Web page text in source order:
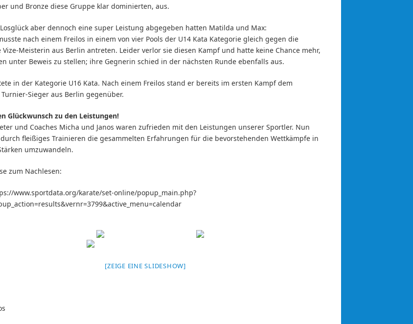
und Bronze diese Gruppe klar dominierten, aus.
aber dennoch eine super Leistung abgegeben hatten Matilda und Max:
nach einem Freilos in einem von vier Pools der U14 Kata Kategorie gleich gegen die
Vize-Meisterin aus Berlin antreten. Leider verlor sie diesen Kampf und hatte keine Chance mehr,
unter Beweis zu stellen; ihre Gegnerin schied in der nächsten Runde ebenfalls aus.
in der Kategorie U16 Kata. Nach einem Freilos stand er bereits im ersten Kampf dem
Sieger aus Berlin gegenüber.
Glückwunsch zu den Leistungen!
und Coaches Micha und Janos waren zufrieden mit den Leistungen unserer Sportler. Nun
fleißiges Trainieren die gesammelten Erfahrungen für die bevorstehenden Wettkämpfe in
umzuwandeln.
zum Nachlesen:
www.sportdata.org/karate/set-online/popup_main.php?
[ZEIGE EINE SLIDESHOW]